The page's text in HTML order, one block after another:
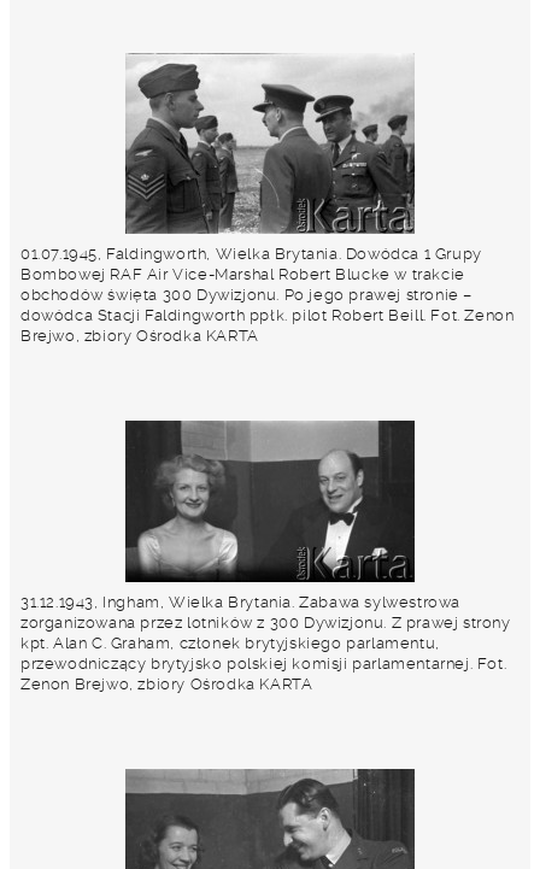
01.07.1945, Faldingworth, Wielka Brytania. Dowódca 1 Grupy
Bombowej RAF Air Vice-Marshal Robert Blucke w trakcie
obchodów święta 300 Dywizjonu. Po jego prawej stronie –
dowódca Stacji Faldingworth ppłk. pilot Robert Beill. Fot. Zenon
Brejwo, zbiory Ośrodka KARTA
31.12.1943, Ingham, Wielka Brytania. Zabawa sylwestrowa
zorganizowana przez lotników z 300 Dywizjonu. Z prawej strony
kpt. Alan C. Graham, członek brytyjskiego parlamentu,
przewodniczący brytyjsko polskiej komisji parlamentarnej. Fot.
Zenon Brejwo, zbiory Ośrodka KARTA